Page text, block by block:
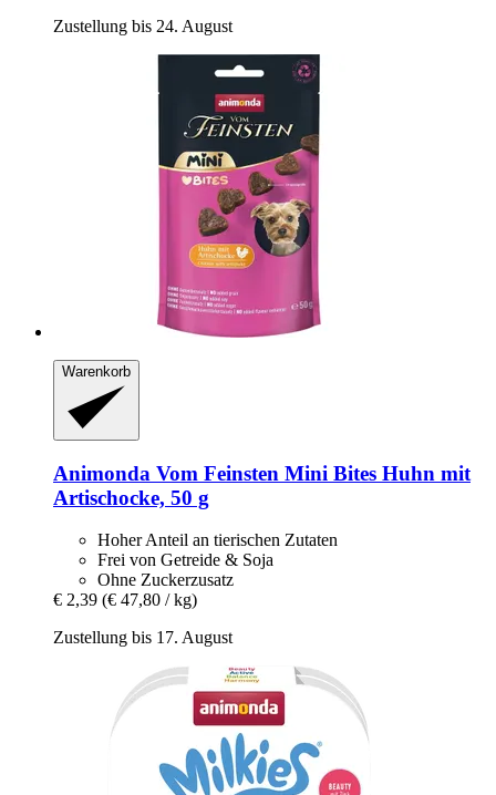
Zustellung bis 24. August
Warenkorb
Animonda Vom Feinsten Mini Bites Huhn mit
Artischocke, 50 g
Hoher Anteil an tierischen Zutaten
Frei von Getreide & Soja
Ohne Zuckerzusatz
€ 2,39 (€ 47,80 / kg)
Zustellung bis 17. August